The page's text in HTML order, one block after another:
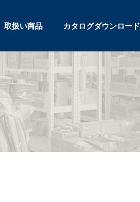
取扱い商品 カタログダウンロード